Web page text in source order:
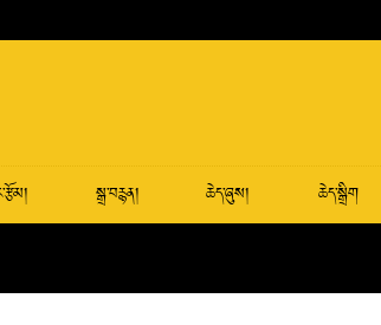
སྒྲ་བརྙན། ཆེད་ཞུས། ཆེད་སྒྲིག